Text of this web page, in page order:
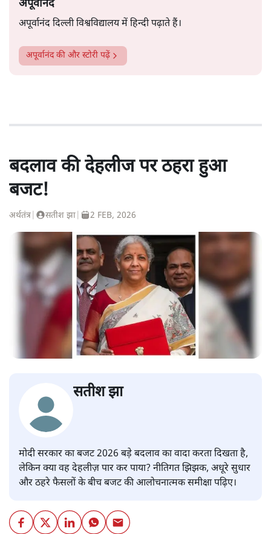
अपूर्वानंद
अपूर्वानंद दिल्ली विश्वविद्यालय में हिन्दी पढ़ाते हैं।
अपूर्वानंदकी और स्टोरी पढ़ें
बदलाव की देहलीज पर ठहरा हुआ
बजट!
अर्थतंत्र सतीश झा 2 FEB, 2026
सतीश झा
मोदी सरकार का बजट 2026 बड़े बदलाव का वादा करता दिखता है,
लेकिन क्या वह देहलीज़ पार कर पाया? नीतिगत झिझक, अधूरे सुधार
और ठहरे फैसलों के बीच बजट की आलोचनात्मक समीक्षा पढ़िए।